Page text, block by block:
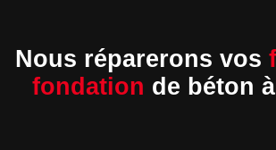
Nous réparerons vos
fondation de béton à